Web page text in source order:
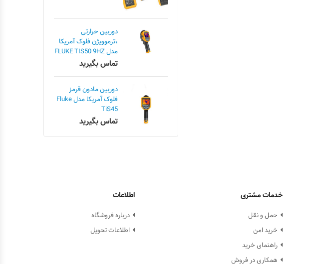
دوربین حرارتی
،ترموویژن فلوک آمریکا
مدل FLUKE TIS50 9HZ
تماس بگیرید
دوربین مادون قرمز
فلوک آمریکا مدل Fluke
TiS45
تماس بگیرید
خدمات مشتری
حمل و نقل
خرید امن
راهنمای خرید
همکاری در فروش
اطلاعات
درباره فروشگاه
اطلاعات تحویل